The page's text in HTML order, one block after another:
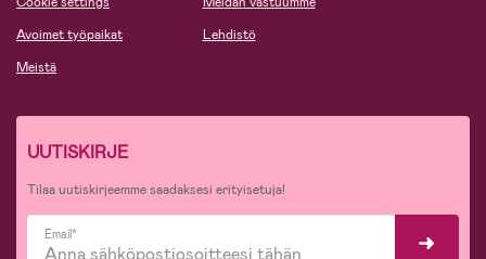
Avoimet työpaikat
Meistä
Lehdistö
UUTISKIRJE
Tilaa uutiskirjeemme saadaksesi erityisetuja!
Email*